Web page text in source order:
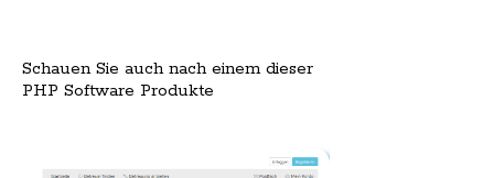
Schauen Sie auch nach einem dieser
PHP Software Produkte